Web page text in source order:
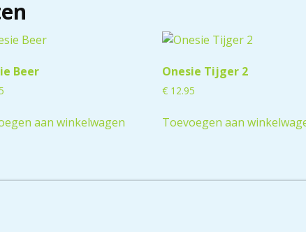
Beer
aan winkelwagen
Onesie Tijger 2
€12.95
Toevoegen aan